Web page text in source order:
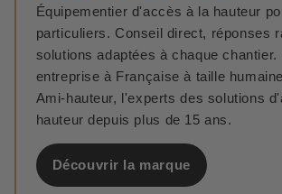
Équipementier d'accès à la hauteur
particuliers. Conseil direct, réponses
solutions adaptées à chaque chantier.
entreprise à Française à taille
Ami-hauteur, l'experts des solutions
hauteur depuis plus de 15 ans.
Découvrir la marque